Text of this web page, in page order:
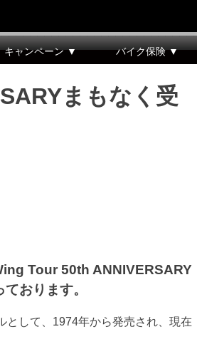
キャンペーン ▼ バイク保険 ▼
まもなく受
Tour 50th ANNIVERSARY
おります。
として、1974年から発売され、現在